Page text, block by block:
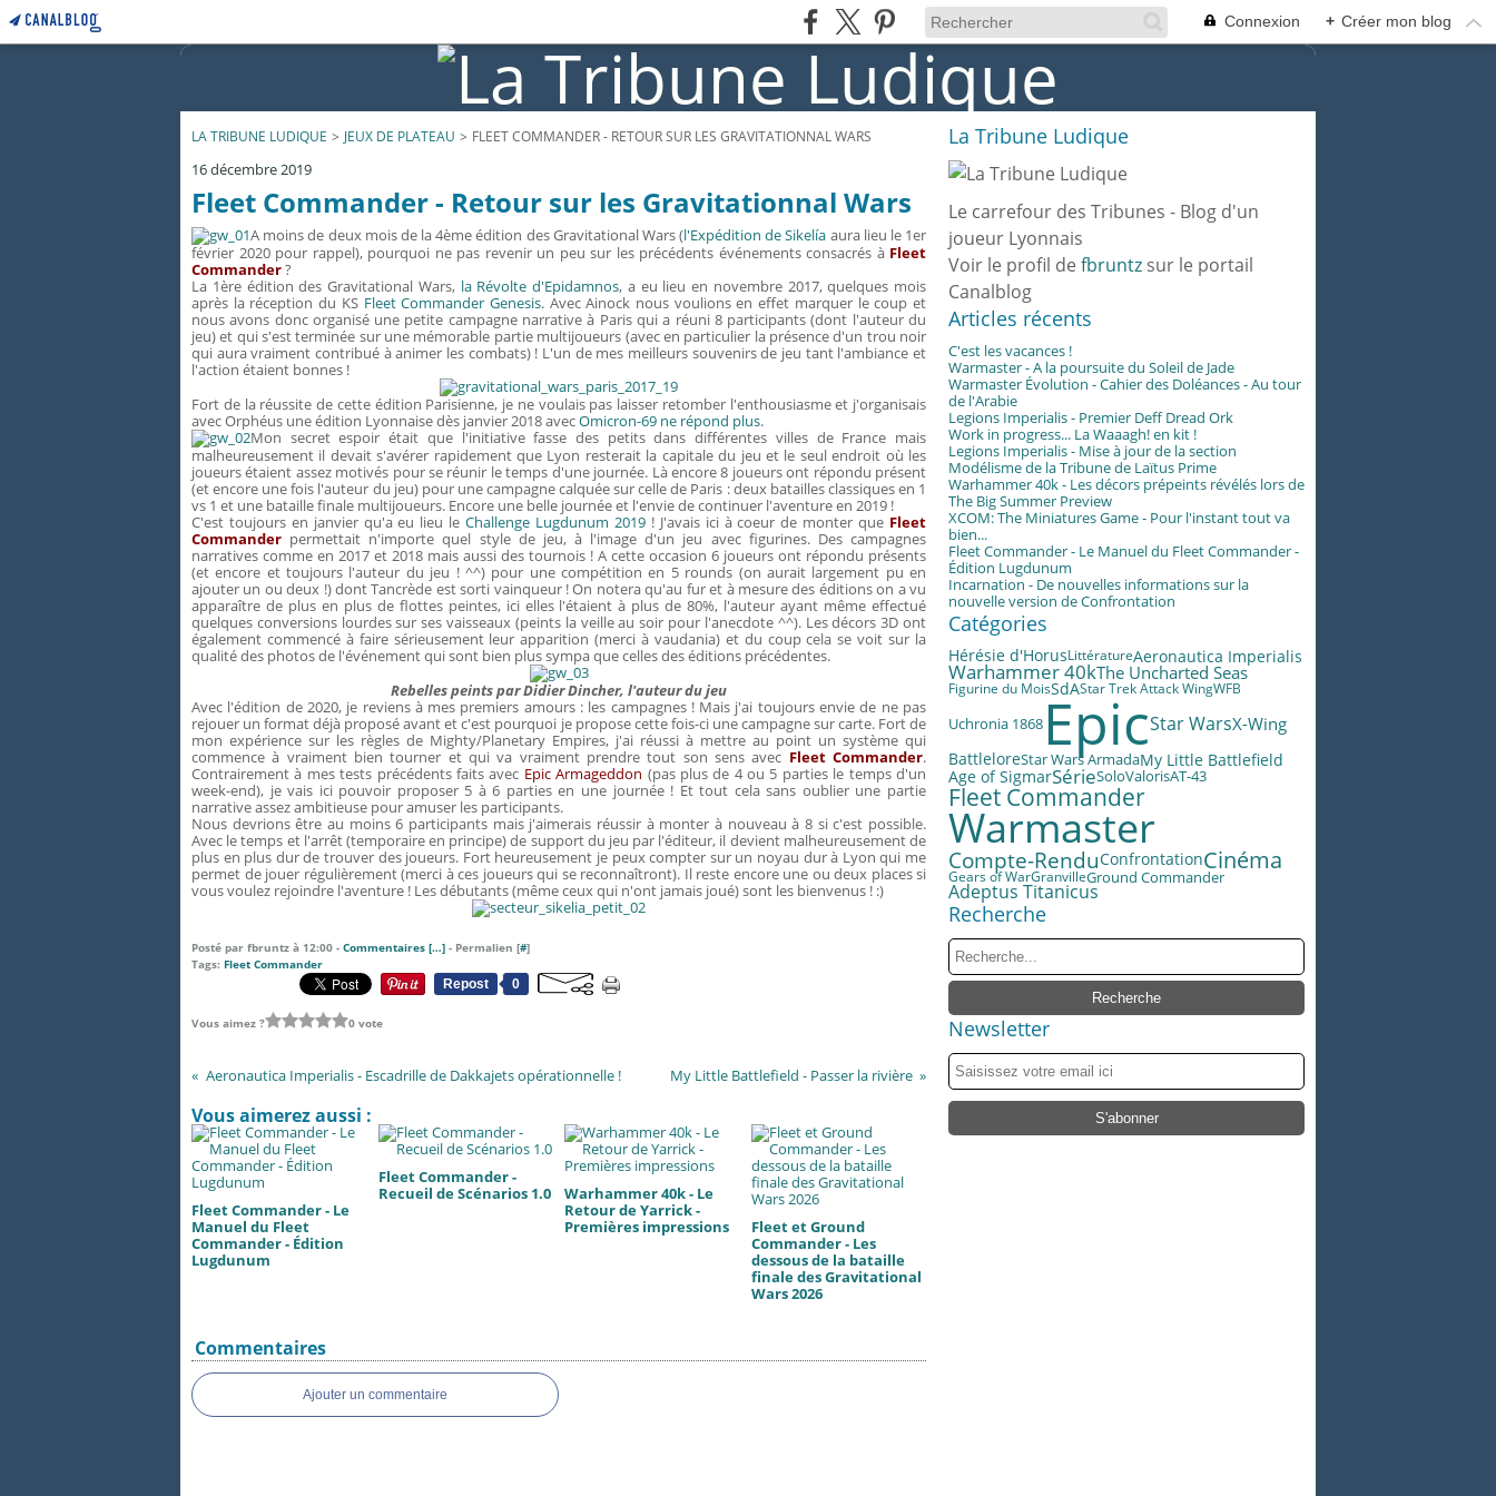
Connexion + Créer mon blog
LA TRIBUNE LUDIQUE > JEUX DE PLATEAU > FLEET COMMANDER - RETOUR SUR LES GRAVITATIONNAL WARS
16 décembre 2019
Fleet Commander - Retour sur les Gravitationnal Wars
A moins de deux mois de la 4ème édition des Gravitational Wars (l'Expédition de Sikelía aura lieu le 1er
février 2020 pour rappel), pourquoi ne pas revenir un peu sur les précédents événements consacrés à Fleet
Commander?
La 1ère édition des Gravitational Wars, la Révolte d'Epidamnos, a eu lieu en novembre 2017, quelques mois
après la réception du KS Fleet Commander Genesis. Avec Ainock nous voulions en effet marquer le coup et
nous avons donc organisé une petite campagne narrative à Paris qui a réuni 8 participants (dont l'auteur du
jeu) et qui s'est terminée sur une mémorable partie multijoueurs (avec en particulier la présence d'un trou noir
qui aura vraiment contribué à animer les combats) ! L'un de mes meilleurs souvenirs de jeu tant l'ambiance et
l'action étaient bonnes !
Fort de la réussite de cette édition Parisienne, je ne voulais pas laisser retomber l'enthousiasme et j'organisais
avec Orphéus une édition Lyonnaise dès janvier 2018 avecOmicron-69 ne répond plus.
Mon secret espoir était que l'initiative fasse des petits dans différentes villes de France mais
malheureusement il devait s'avérer rapidement que Lyon resterait la capitale du jeu et le seul endroit où les
joueurs étaient assez motivés pour se réunir le temps d'une journée. Là encore 8 joueurs ont répondu présent
(et encore une fois l'auteur du jeu) pour une campagne calquée sur celle de Paris : deux batailles classiques en 1
vs 1 et une bataille finale multijoueurs. Encore une belle journée et l'envie de continuer l'aventure en 2019 !
C'est toujours en janvier qu'a eu lieu leChallenge Lugdunum 2019! J'avais ici à coeur de monter que Fleet
Commander permettait n'importe quel style de jeu, à l'image d'un jeu avec figurines. Des campagnes
narratives comme en 2017 et 2018 mais aussi des tournois ! A cette occasion 6 joueurs ont répondu présents
(et encore et toujours l'auteur du jeu ! ^^) pour une compétition en 5 rounds (on aurait largement pu en
ajouter un ou deux !) dont Tancrède est sorti vainqueur ! On notera qu'au fur et à mesure des éditions on a vu
apparaître de plus en plus de flottes peintes, ici elles l'étaient à plus de 80%, l'auteur ayant même effectué
quelques conversions lourdes sur ses vaisseaux (peints la veille au soir pour l'anecdote ^^). Les décors 3D ont
également commencé à faire sérieusement leur apparition (merci à vaudania) et du coup cela se voit sur la
qualité des photos de l'événement qui sont bien plus sympa que celles des éditions précédentes.
Rebelles peints par Didier Dincher, l'auteur du jeu
Avec l'édition de 2020, je reviens à mes premiers amours : les campagnes ! Mais j'ai toujours envie de ne pas
rejouer un format déjà proposé avant et c'est pourquoi je propose cette fois-ci une campagne sur carte. Fort de
mon expérience sur les règles de Mighty/Planetary Empires, j'ai réussi à mettre au point un système qui
commence à vraiment bien tourner et qui va vraiment prendre tout son sens avec Fleet Commander.
Contrairement à mes tests précédents faits avec Epic Armageddon (pas plus de 4 ou 5 parties le temps d'un
week-end), je vais ici pouvoir proposer 5 à 6 parties en une journée ! Et tout cela sans oublier une partie
narrative assez ambitieuse pour amuser les participants.
Nous devrions être au moins 6 participants mais j'aimerais réussir à monter à nouveau à 8 si c'est possible.
Avec le temps et l'arrêt (temporaire en principe) de support du jeu par l'éditeur, il devient malheureusement de
plus en plus dur de trouver des joueurs. Fort heureusement je peux compter sur un noyau dur à Lyon qui me
permet de jouer régulièrement (merci à ces joueurs qui se reconnaîtront). Il reste encore une ou deux places si
vous voulez rejoindre l'aventure ! Les débutants (même ceux qui n'ont jamais joué) sont les bienvenus ! :)
Posté par fbruntz à 12:00 - Commentaires […] - Permalien [#]
Tags: Fleet Commander
Repost
0
Vous aimez ? 0 vote
Aeronautica Imperialis - Escadrille de Dakkajets opérationnelle ! My Little Battlefield - Passer la rivière
Vous aimerez aussi :
Fleet Commander - Le
Manuel du Fleet
Commander - Édition
Lugdunum
Fleet Commander -
Recueil de Scénarios 1.0
Warhammer 40k - Le
Retour de Yarrick -
Premières impressions
Fleet et Ground
Commander - Les
dessous de la bataille
finale des Gravitational
Wars 2026
Commentaires
Ajouter un commentaire
La Tribune Ludique
Le carrefour des Tribunes - Blog d'un
joueur Lyonnais
Voir le profil de fbruntz sur le portail
Canalblog
Articles récents
C'est les vacances !
Warmaster - A la poursuite du Soleil de Jade
Warmaster Évolution - Cahier des Doléances - Au tour
de l'Arabie
Legions Imperialis - Premier Deff Dread Ork
Work in progress... La Waaagh! en kit !
Legions Imperialis - Mise à jour de la section
Modélisme de la Tribune de Laïtus Prime
Warhammer 40k - Les décors prépeints révélés lors de
The Big Summer Preview
XCOM: The Miniatures Game - Pour l'instant tout va
bien...
Fleet Commander - Le Manuel du Fleet Commander -
Édition Lugdunum
Incarnation - De nouvelles informations sur la
nouvelle version de Confrontation
Catégories
Hérésie d'HorusLittératureAeronautica Imperialis
Warhammer 40kThe Uncharted Seas
Figurine du MoisSdAStar Trek Attack WingWFB
Uchronia 1868 EpicStar WarsX-Wing
BattleloreStar Wars ArmadaMy Little Battlefield
Age of SigmarSérieSoloValorisAT-43
Fleet Commander
Warmaster
Compte-RenduConfrontationCinéma
Gears of WarGranvilleGround Commander
Adeptus Titanicus
Recherche
Newsletter